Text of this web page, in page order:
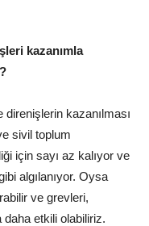
kazanımla
kazanılması
sivil toplum
için sayı az kalıyor ve
algılanıyor. Oysa
ve grevleri,
daha etkili olabiliriz.